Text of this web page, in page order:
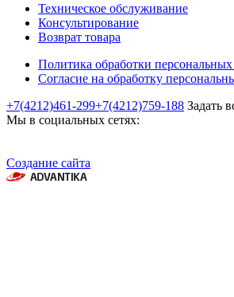
Техническое обслуживание
Консультирование
Возврат товара
Политика обработки
Согласие на обработку
+7(4212)461-299+7(4212)759-188 Задать
Мы в социальных сетях:
Создание сайта